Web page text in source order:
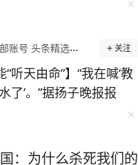
号 头条精选作者 关注
听天由命”】“我在喊‘教
了’。”据扬子晚报报
女儿到楠溪江漂流时意
打捞队，手机没有捞
：为什么杀死我们的